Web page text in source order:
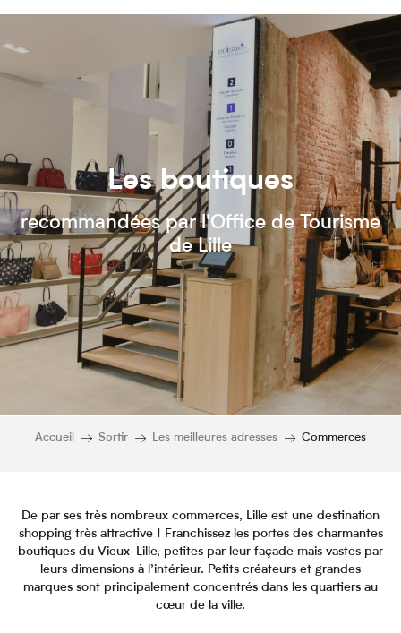
Les boutiques
recommandées par l'Office de Tourisme
de Lille
Accueil Sortir Les meilleures adresses Commerces
De par ses très nombreux commerces, Lille est une destination
shopping très attractive ! Franchissez les portes des charmantes
boutiques du Vieux-Lille, petites par leur façade mais vastes par
leurs dimensions à l’intérieur. Petits créateurs et grandes
marques sont principalement concentrés dans les quartiers au
cœur de la ville.